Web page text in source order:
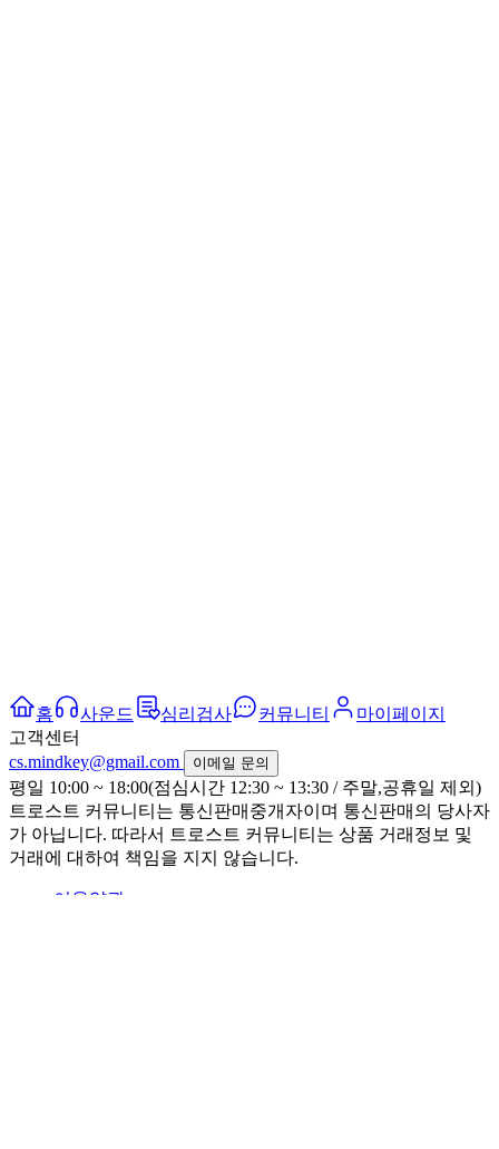
홈 사운드 심리검사 커뮤니티
마이페이지
고객센터
cs.mindkey@gmail.com
이메일 문의
평일 10:00 ~ 18:00(점심시간 12:30 ~ 13:30 / 주말,공휴일 제외)
트로스트 커뮤니티는 통신판매중개자이며 통신판매의 당사자
가 아닙니다. 따라서 트로스트 커뮤니티는 상품 거래정보 및
거래에 대하여 책임을 지지 않습니다.
이용약관